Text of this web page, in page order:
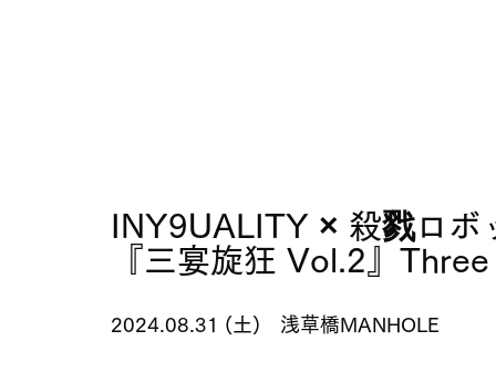
INY9UALITY × 殺戮ロボ
『三宴旋狂 Vol.2』
2024.08.31 (土)　浅草橋MANHOLE